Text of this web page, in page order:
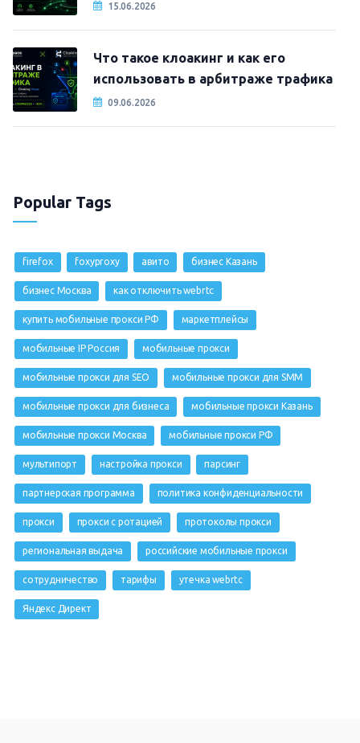
15.06.2026
Что такое клоакинг и как его
использовать в арбитраже трафика
09.06.2026
Popular Tags
firefox foxyproxy авито бизнес Казань
бизнес Москва как отключить webrtc
купить мобильные прокси РФ маркетплейсы
мобильные IP Россия мобильные прокси
мобильные прокси для SEO мобильные прокси для SMM
мобильные прокси для бизнеса мобильные прокси Казань
мобильные прокси Москва мобильные прокси РФ
мультипорт настройка прокси парсинг
партнерская программа политика конфиденциальности
прокси прокси с ротацией протоколы прокси
региональная выдача российские мобильные прокси
сотрудничество тарифы утечка webrtc
Яндекс Директ